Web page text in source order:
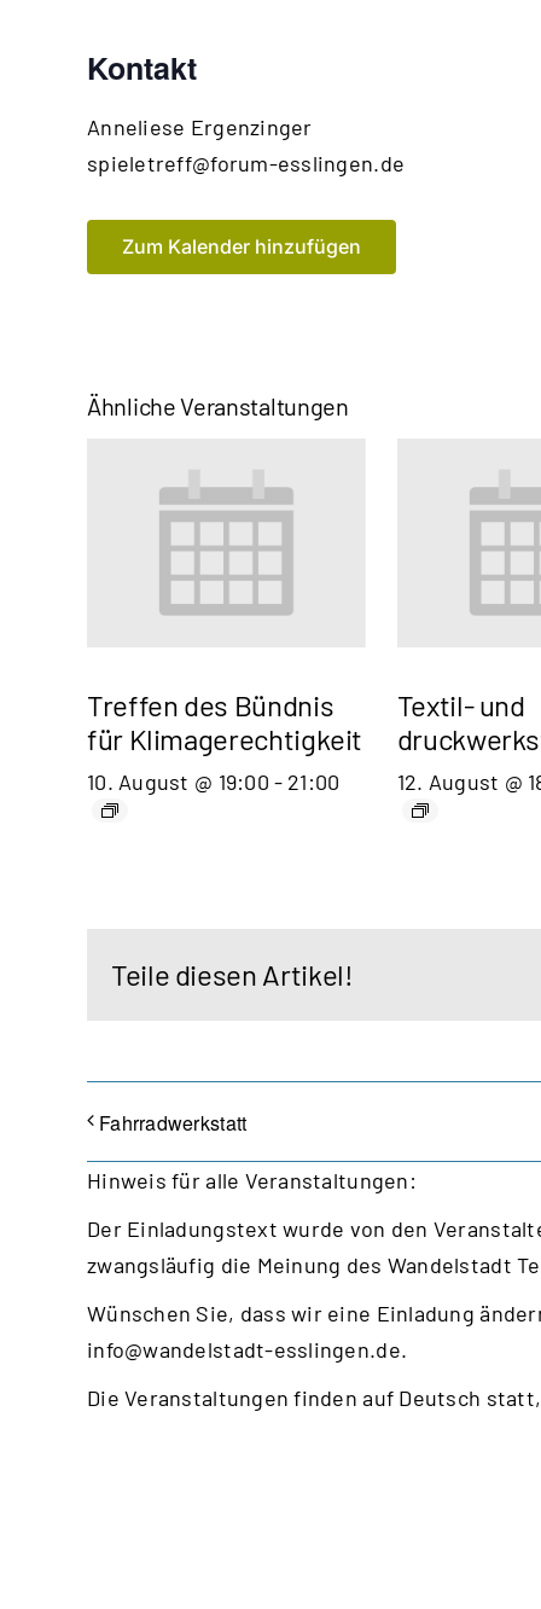
Kontakt
Anneliese Ergenzinger
E-
spieletreff@forum-esslingen.de
Zum Kalender hinzufügen
Ähnliche Veranstaltungen
Treffen des Bündnis
für Klimagerechtigkeit
10. August @ 19:00 - 21:00
Textil- und
12. August @
Teile diesen Artikel!
Fahrradwerkstatt
Hinweis für alle Veranstaltungen:
Der Einladungstext wurde von den
zwangsläufig die Meinung des Wandelstadt
Wünschen Sie, dass wir eine Einladung
info@wandelstadt-esslingen.de.
Die Veranstaltungen finden auf Deutsch